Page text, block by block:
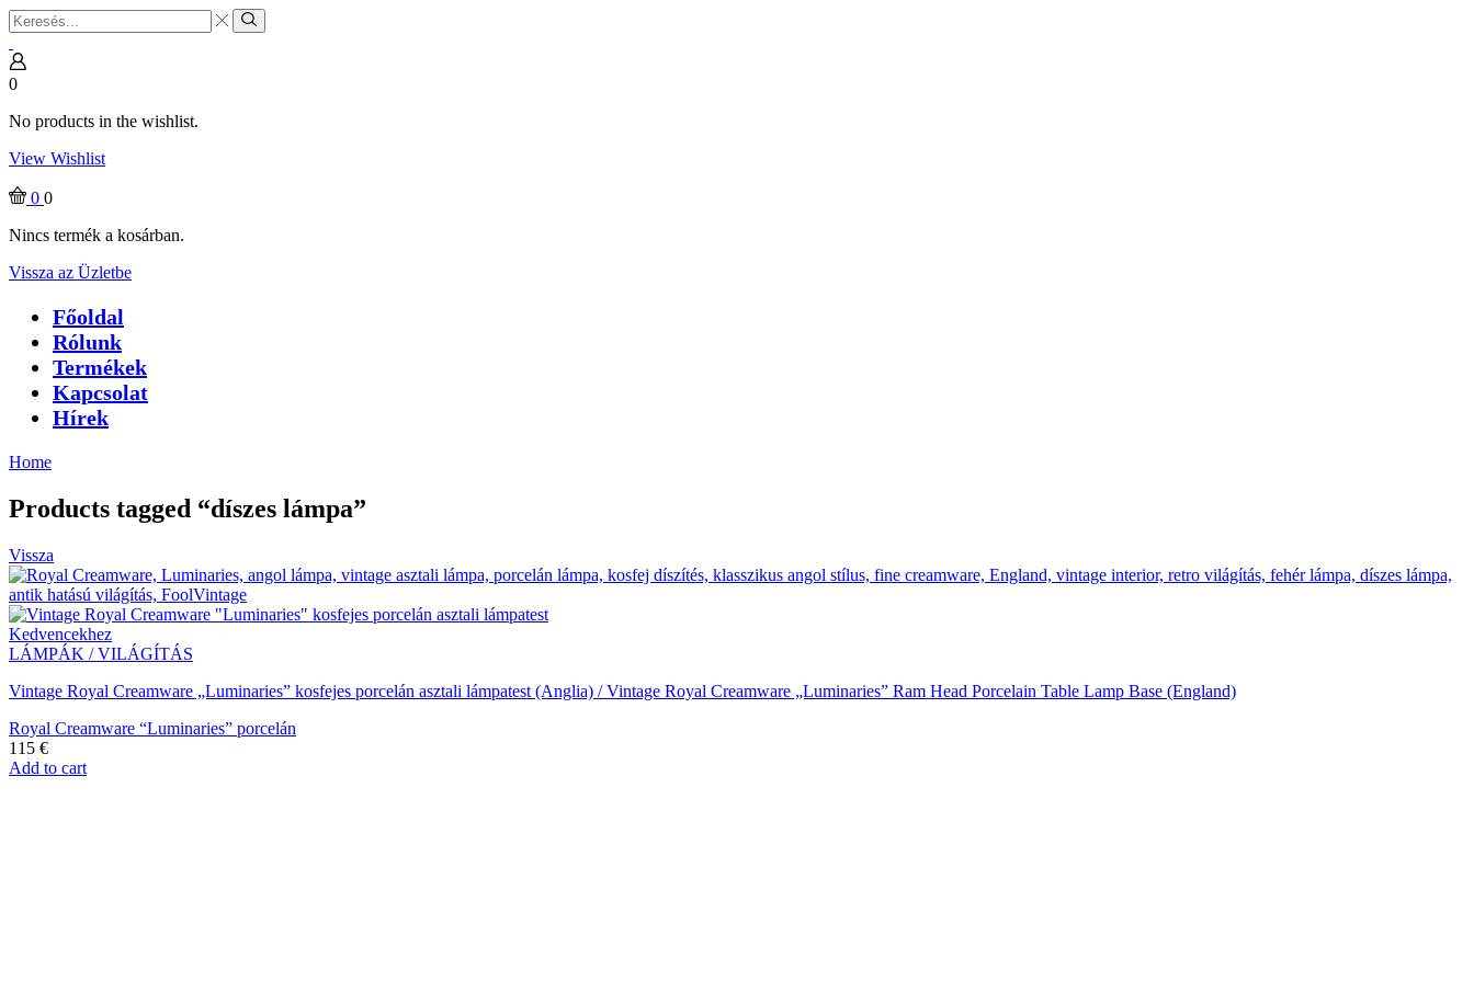
Search
input
Search
0
No products in the wishlist.
View Wishlist
0 0
Nincs termék a kosárban.
Vissza az Üzletbe
Főoldal
Rólunk
Termékek
Kapcsolat
Hírek
Home
Products tagged “díszes lámpa”
Vissza
Kedvencekhez
LÁMPÁK / VILÁGÍTÁS
Vintage Royal Creamware „Luminaries” kosfejes porcelán asztali lámpatest (Anglia) / Vintage Royal Creamware „Luminaries” Ram Head Porcelain Table Lamp Base (England)
Royal Creamware “Luminaries” porcelán
115 €
Add to cart